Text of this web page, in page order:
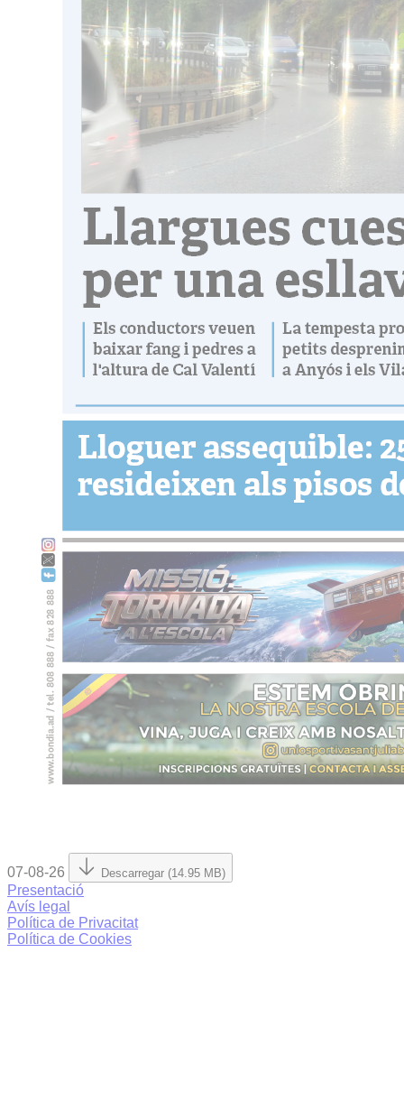
07-08-26 Descarregar (14.95 MB)
Presentació
Avís legal
Política de Privacitat
Política de Cookies